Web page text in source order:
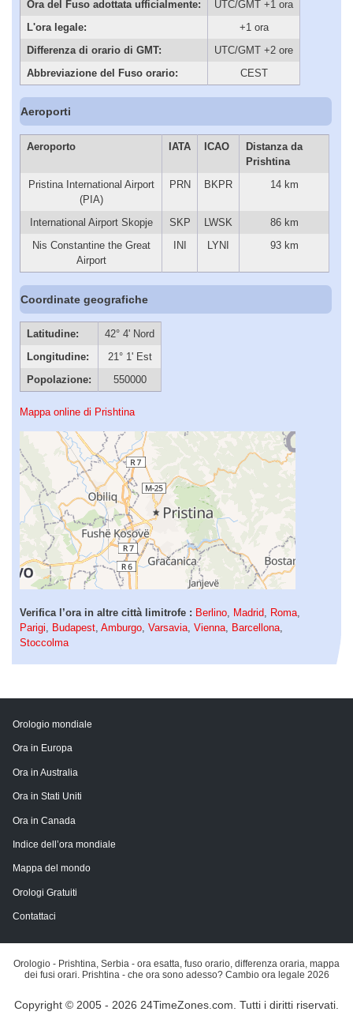
Ora del Fuso adottata ufficialmente:
UTC/GMT +1 ora
L'ora legale:
+1 ora
Differenza di orario di GMT:
UTC/GMT +2 ore
Abbreviazione del Fuso orario:
CEST
Aeroporti
Aeroporto IATA ICAO
Distanza da
Prishtina
Pristina International Airport
(PIA)
PRN BKPR 14 km
International Airport Skopje SKP LWSK
86 km
Nis Constantine the Great
Airport
INI LYNI 93 km
Coordinate geografiche
Latitudine:
42° 4' Nord
Longitudine:
21° 1' Est
Popolazione:
550000
Mappa online di Prishtina
Verifica l’ora in altre città limitrofe : Berlino, Madrid, Roma,
Parigi, Budapest, Amburgo, Varsavia, Vienna, Barcellona,
Stoccolma
Orologio mondiale
Ora in Europa
Ora in Australia
Ora in Stati Uniti
Ora in Canada
Indice dell’ora mondiale
Mappa del mondo
Orologi Gratuiti
Contattaci
Orologio - Prishtina, Serbia - ora esatta, fuso orario, differenza oraria, mappa
dei fusi orari. Prishtina - che ora sono adesso? Cambio ora legale 2026
Copyright © 2005 - 2026 24TimeZones.com. Tutti i diritti riservati.